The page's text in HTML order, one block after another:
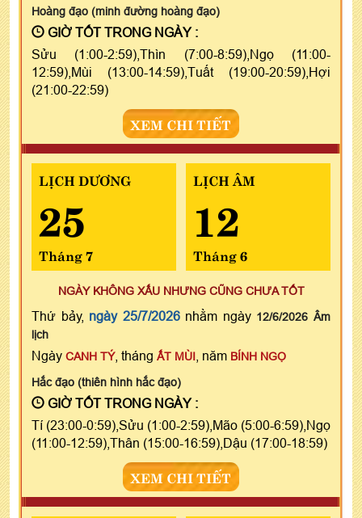
Hoàng đạo (minh đường hoàng đạo)
GIỜ TỐT TRONG NGÀY :
Sửu (1:00-2:59),Thìn (7:00-8:59),Ngọ (11:00-
12:59),Mùi (13:00-14:59),Tuất (19:00-20:59),Hợi
(21:00-22:59)
XEM CHI TIẾT
LỊCH DƯƠNG
25
Tháng 7
LỊCH ÂM
12
Tháng 6
NGÀY KHÔNG XẤU NHƯNG CŨNG CHƯA TỐT
Thứ bảy, ngày 25/7/2026nhằm ngày 12/6/2026 Âm
lịch
Ngày CANH TÝ, tháng ẤT MÙI , năm BÍNH NGỌ
Hắc đạo (thiên hình hắc đạo)
GIỜ TỐT TRONG NGÀY :
Tí (23:00-0:59),Sửu (1:00-2:59),Mão (5:00-6:59),Ngọ
(11:00-12:59),Thân (15:00-16:59),Dậu (17:00-18:59)
XEM CHI TIẾT